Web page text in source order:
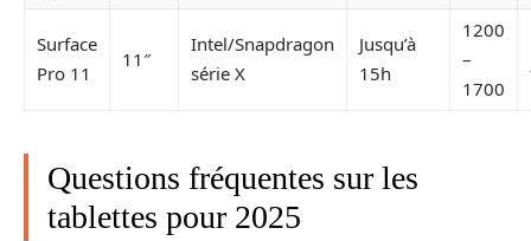
Surface
Pro 11
11″
Intel/Snapdragon
série X
Jusqu’à
15h
1200
–
1700
Questions fréquentes sur les
tablettes pour 2025